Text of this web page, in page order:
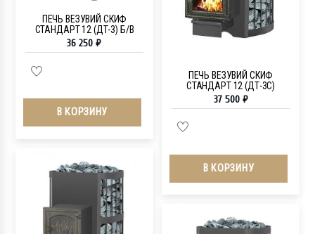
ПЕЧЬ ВЕЗУВИЙ СКИФ
СТАНДАРТ 12 (ДТ-3) Б/В
36 250₽
В КОРЗИНУ
ПЕЧЬ ВЕЗУВИЙ СКИФ
СТАНДАРТ 12 (ДТ-3С)
37 500 ₽
В КОРЗИНУ